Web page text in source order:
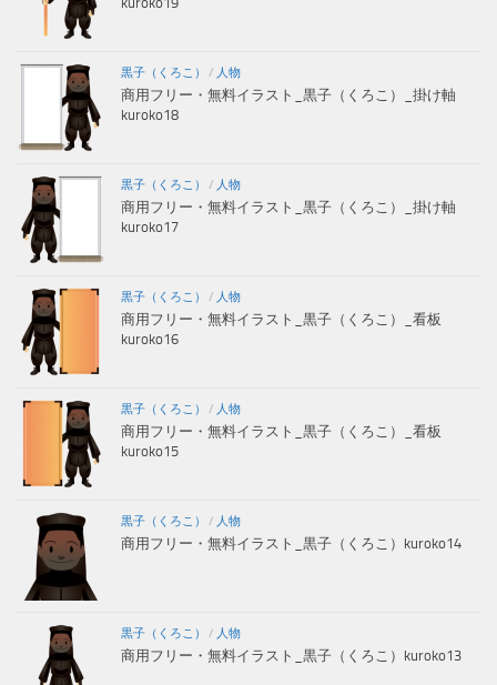
黒子（くろこ） / 人物
商用フリー・無料イラスト_黒子（くろこ）_掛け軸
kuroko18
黒子（くろこ） / 人物
商用フリー・無料イラスト_黒子（くろこ）_掛け軸
kuroko17
黒子（くろこ） / 人物
商用フリー・無料イラスト_黒子（くろこ）_看板
kuroko16
黒子（くろこ） / 人物
商用フリー・無料イラスト_黒子（くろこ）_看板
kuroko15
黒子（くろこ） / 人物
商用フリー・無料イラスト_黒子（くろこ）kuroko14
黒子（くろこ） / 人物
商用フリー・無料イラスト_黒子（くろこ）kuroko13